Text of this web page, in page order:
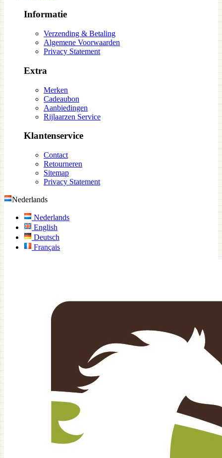
Informatie
Verzending & Betaling
Algemene Voorwaarden
Privacy Statement
Extra
Merken
Cadeaubon
Aanbiedingen
Rijlaarzen Service
Klantenservice
Contact
Retourneren
Sitemap
Privacy Statement
Nederlands
Nederlands
English
Deutsch
Français